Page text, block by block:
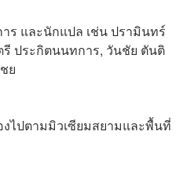
ร และนักแปล เช่น ปรามินทร์
ประกิตนนทการ, วันชัย ตันติ
ย
งไปตามมิวเซียมสยามและพื้นที่